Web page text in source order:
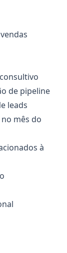
de pipeline
leads
mês do
à